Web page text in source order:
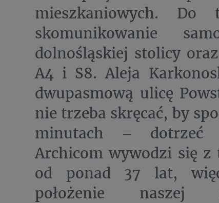
mieszkaniowych. Do
skomunikowanie
dolnośląskiej stolicy
A4 i S8. Aleja
dwupasmową ulicę
nie trzeba skręcać, by
minutach – dotrzeć
Archicom wywodzi się z
od ponad 37 lat,
położenie